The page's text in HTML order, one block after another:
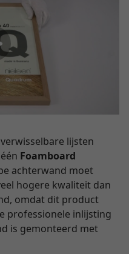
lijsten
Foamboard
achterwand moet
hogere kwaliteit dan
omdat dit product
professionele inlijsting
is gemonteerd met